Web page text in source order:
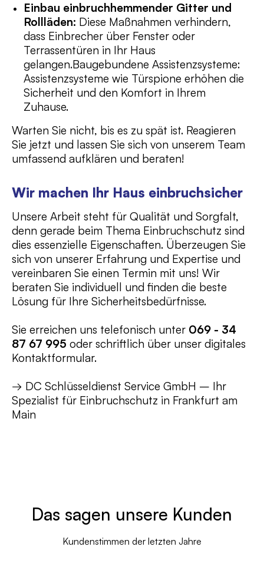
Einbau einbruchhemmender Gitter und
Rollläden: Diese Maßnahmen verhindern,
dass Einbrecher über Fenster oder
Terrassentüren in Ihr Haus
gelangen.Baugebundene Assistenzsysteme:
Assistenzsysteme wie Türspione erhöhen die
Sicherheit und den Komfort in Ihrem
Zuhause.
Warten Sie nicht, bis es zu spät ist. Reagieren
Sie jetzt und lassen Sie sich von unserem Team
umfassend aufklären und beraten!
Wir machen Ihr Haus einbruchsicher
Unsere Arbeit steht für Qualität und Sorgfalt,
denn gerade beim Thema Einbruchschutz sind
dies essenzielle Eigenschaften. Überzeugen Sie
sich von unserer Erfahrung und Expertise und
vereinbaren Sie einen Termin mit uns! Wir
beraten Sie individuell und finden die beste
Lösung für Ihre Sicherheitsbedürfnisse.
Sie erreichen uns telefonisch unter 069 - 34
87 67 995 oder schriftlich über unser digitales
Kontaktformular.
→ DC Schlüsseldienst Service GmbH – Ihr
Spezialist für Einbruchschutz in Frankfurt am
Main
Das sagen unsere Kunden
Kundenstimmen der letzten Jahre